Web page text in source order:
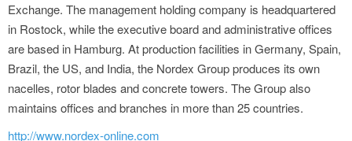
Exchange. The management holding company is headquartered
in Rostock, while the executive board and administrative offices
are based in Hamburg. At production facilities in Germany, Spain,
Brazil, the US, and India, the Nordex Group produces its own
nacelles, rotor blades and concrete towers. The Group also
maintains offices and branches in more than 25 countries.
http://www.nordex-online.com